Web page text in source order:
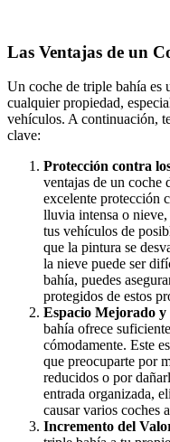
Las Ventajas de un
Un coche de triple bahía es
cualquier propiedad,
vehículos. A continuación,
clave:
Protección contra
ventajas de un coche
excelente protección
lluvia intensa o
tus vehículos de
que la pintura se
la nieve puede ser
bahía, puedes
protegidos de estos
Espacio Mejorado
bahía ofrece
cómodamente. Este
que preocuparte por
reducidos o por
entrada organizada,
causar varios coches
Incremento del